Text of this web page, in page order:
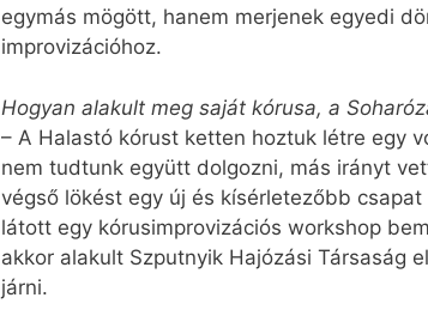
egymás mögött, hanem merjenek egyedi
impro­vi­záció­hoz.
Hogyan alakult meg saját kórusa, a
– A Halastó kórust ketten hoztuk létre egy
nem tudtunk együtt dolgozni, más irányt
végső lökést egy új és kísérletezőbb
látott egy kórusimprovizációs work­shop
akkor alakult Szputnyik Hajózási Társaság
járni.